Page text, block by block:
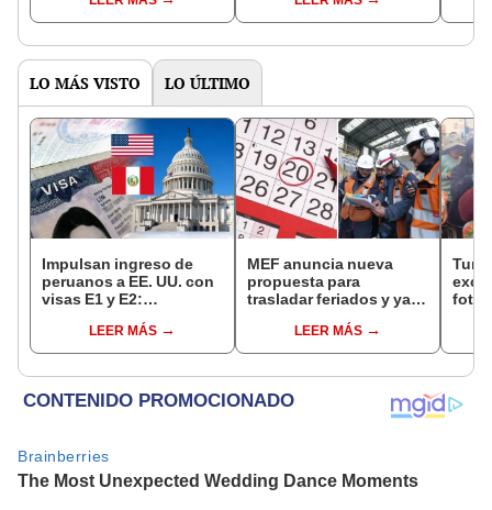
sueldo
LO MÁS VISTO LO ÚLTIMO
Impulsan ingreso de
peruanos a EE. UU. con
visas E1 y E2:
pymes serían los más
beneficiados
LEER MÁS
MEF anuncia nueva
propuesta para
trasladar feriados y ya
“Lunes es mejor día”
LEER MÁS